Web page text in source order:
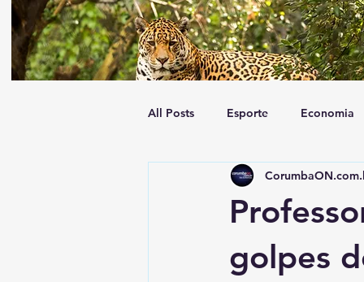
All Posts Esporte Economia
Geral Trânsito
golpes